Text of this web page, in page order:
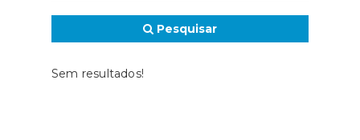
Pesquisar
Sem resultados!